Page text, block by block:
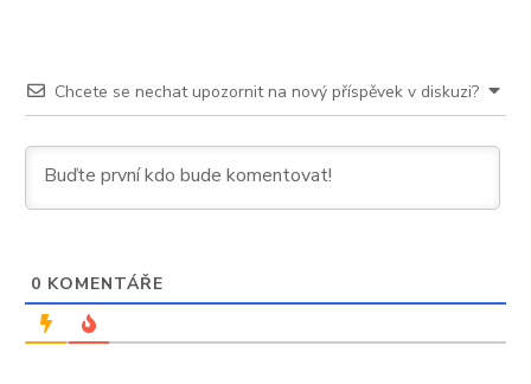
po
kvantech
Chcete se nechat upozornit na nový příspěvek v diskuzi?
0 KOMENTÁŘE